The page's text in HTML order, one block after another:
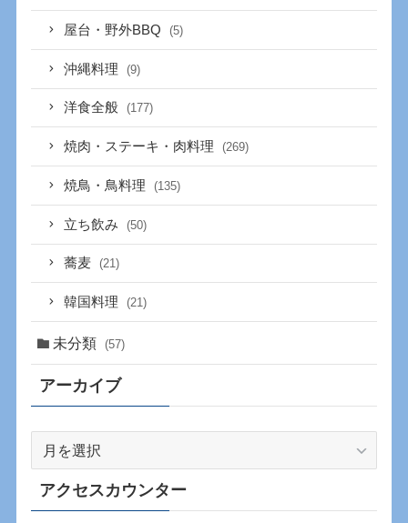
屋台・野外BBQ (5)
沖縄料理 (9)
洋食全般 (177)
焼肉・ステーキ・肉料理 (269)
焼鳥・鳥料理 (135)
立ち飲み (50)
蕎麦 (21)
韓国料理 (21)
未分類 (57)
アーカイブ
カ
イ
アクセスカウンター